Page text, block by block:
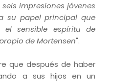
impresiones jóvenes
su papel principal que
el sensible espíritu de
de Mortensen".
que después de haber
a sus hijos en un